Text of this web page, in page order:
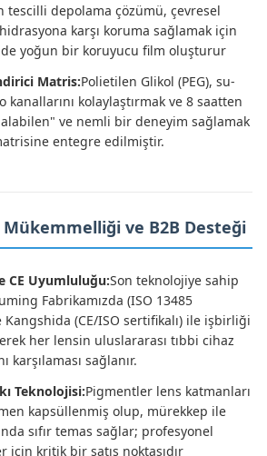
tescilli depolama çözümü, çevresel
karşı koruma sağlamak için
yoğun bir koruyucu film oluşturur
Matris:Polietilen Glikol (PEG), su-
kanallarını kolaylaştırmak ve 8 saatten
ve nemli bir deneyim sağlamak
entegre edilmiştir.
ve B2B Desteği
CE Uyumluluğu:Son teknolojiye sahip
Fabrikamızda (ISO 13485
Kangshida (CE/ISO sertifikalı) ile işbirliği
her lensin uluslararası tıbbi cihaz
karşılaması sağlanır.
Teknolojisi:Pigmentler lens katmanları
kapsüllenmiş olup, mürekkep ile
sıfır temas sağlar; profesyonel
kritik bir satış noktasıdır